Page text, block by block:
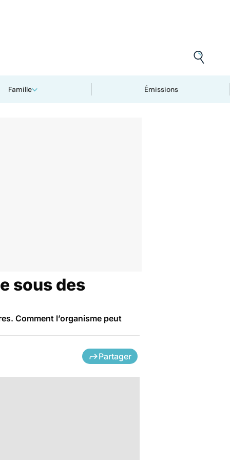
Famille Émissions
sous des
Comment l’organisme peut
Partager